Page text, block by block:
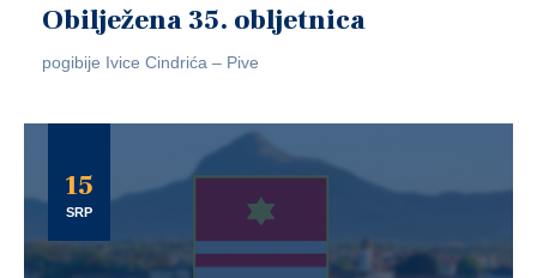
Obilježena 35. obljetnica
pogibije Ivice Cindrića – Pive
15
SRP